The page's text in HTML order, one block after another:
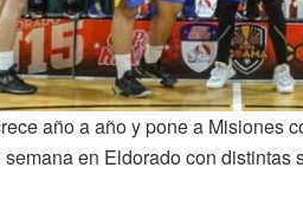
año a año y pone a Misiones
en Eldorado con distintas